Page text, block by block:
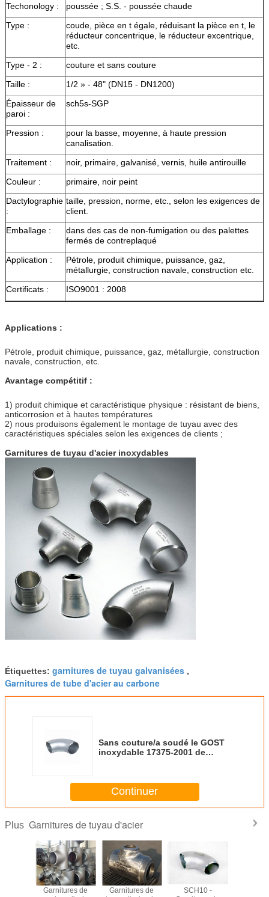
Techonology :
poussée ; S.S. - poussée chaude
Type :
coude, pièce en t égale, réduisant la pièce en t, le
réducteur concentrique, le réducteur excentrique,
etc.
Type - 2 :
couture et sans couture
Taille :
1/2 » - 48" (DN15 - DN1200)
Épaisseur de
paroi :
sch5s-SGP
Pression :
pour la basse, moyenne, à haute pression
canalisation.
Traitement :
noir, primaire, galvanisé, vernis, huile antirouille
Couleur :
primaire, noir peint
Dactylographie
:
taille, pression, norme, etc., selon les exigences de
client.
Emballage :
dans des cas de non-fumigation ou des palettes
fermés de contreplaqué
Application :
Pétrole, produit chimique, puissance, gaz,
métallurgie, construction navale, construction etc.
Certificats :
ISO9001 : 2008
Applications :
Pétrole, produit chimique, puissance, gaz, métallurgie, construction
navale, construction, etc.
Avantage compétitif :
1) produit chimique et caractéristique physique : résistant de biens,
anticorrosion et à hautes températures
2) nous produisons également le montage de tuyau avec des
caractéristiques spéciales selon les exigences de clients ;
Garnitures de tuyau d'acier inoxydables
Étiquettes: garnitures de tuyau galvanisées ,
Garnitures de tube d'acier au carbone
Sans couture/a soudé le GOST
inoxydable 17375-2001 de
Continuer
Plus Garnitures de tuyau d'acier
Garnitures de
Garnitures de
SCH10 -